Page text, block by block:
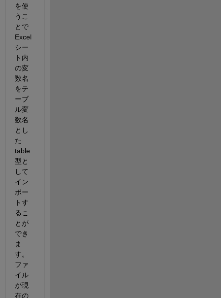
を使
うこ
とで
Excel
シー
ト内
の変
数名
をテ
ーブ
ル変
数名
とし
た
table
型と
して
イン
ポー
トす
るこ
とが
でき
ま
す。
ファ
イル
が現
在の